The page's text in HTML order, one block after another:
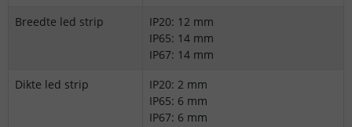
Breedte led strip
IP20: 12 mm
IP65: 14 mm
IP67: 14 mm
Dikte led strip
IP20: 2 mm
IP65: 6 mm
IP67: 6 mm